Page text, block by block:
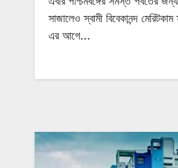
সাজালেও স্বামী বিবেকানন্দ
এর আগে…